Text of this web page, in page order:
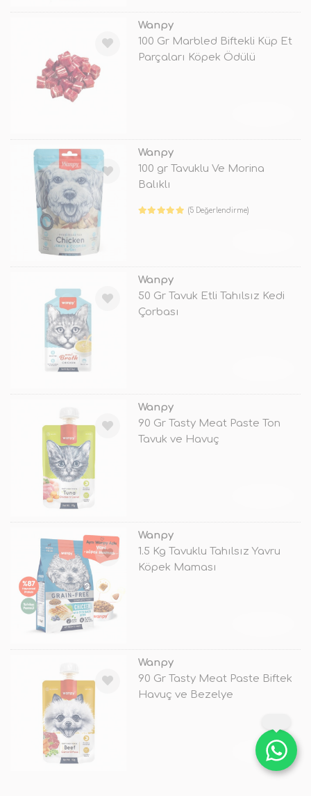
Wanpy
100 Gr Marbled Biftekli Küp Et
Parçaları Köpek Ödülü
Wanpy
100 gr Tavuklu Ve Morina
Balıklı
(5 Değerlendirme)
Wanpy
50 Gr Tavuk Etli Tahılsız Kedi
Çorbası
Wanpy
90 Gr Tasty Meat Paste Ton
Tavuk ve Havuç
Wanpy
1.5 Kg Tavuklu Tahılsız Yavru
Köpek Maması
Wanpy
90 Gr Tasty Meat Paste Biftek
Havuç ve Bezelye
TÜKENDİ